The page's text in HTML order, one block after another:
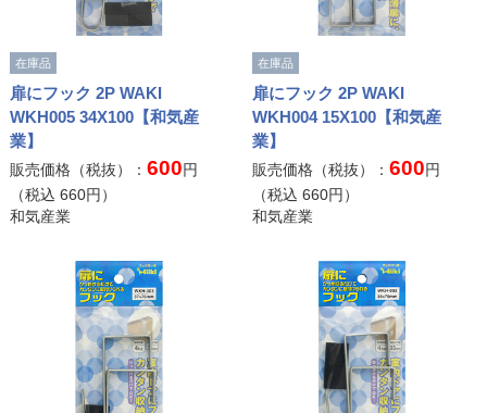
在庫品
扉にフック 2P WAKI
WKH005 34X100【和気産
業】
販売価格（税抜）： 600円
（税込 660円）
和気産業
在庫品
扉にフック 2P WAKI
WKH004 15X100【和気産
業】
販売価格（税抜）：600円
（税込660円）
和気産業